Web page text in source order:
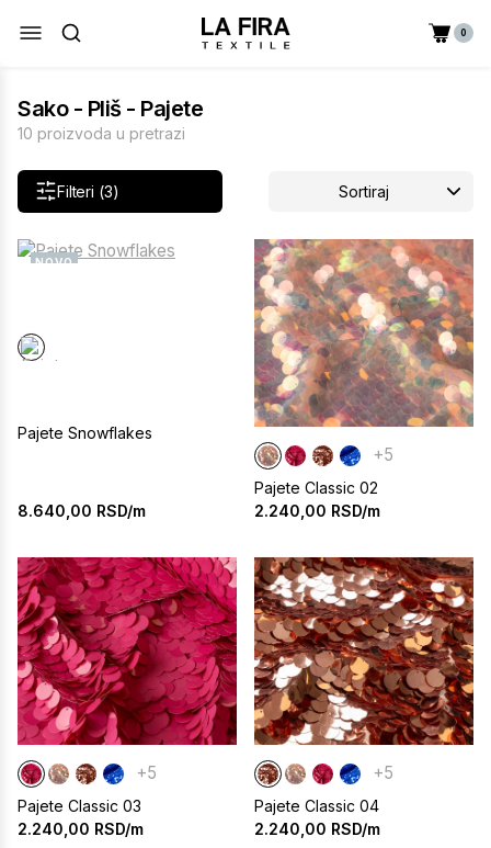
0
Sako - Pliš - Pajete
10 proizvoda u pretrazi
Filteri (3) Sortiraj
NOVO
Pajete Snowflakes
8.640,00 RSD/m
+5
Pajete Classic 02
2.240,00 RSD/m
+5
Pajete Classic 03
2.240,00 RSD/m
+5
Pajete Classic 04
2.240,00 RSD/m